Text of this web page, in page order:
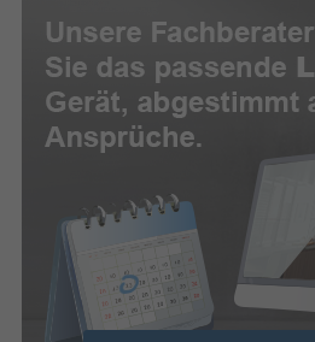
Gefrierfach - Anzahl der
Ablagen/Körbe
Eiswürfelbehälter
Gewicht & Abmessungen
Gewicht
550 mm